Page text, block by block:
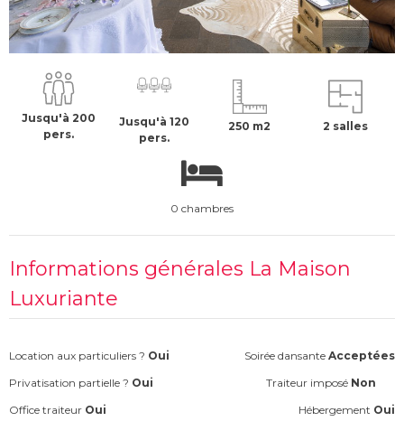
92380-Garches À partir de :
5000 €H.T
Jusqu'à 200
pers.
Jusqu'à 120
pers.
250 m2 2 salles
0 chambres
Informations générales La Maison
Luxuriante
Location aux particuliers ? Oui Soirée dansante Acceptées
Privatisation partielle ? Oui Traiteur imposé Non
Office traiteur Oui Hébergement Oui